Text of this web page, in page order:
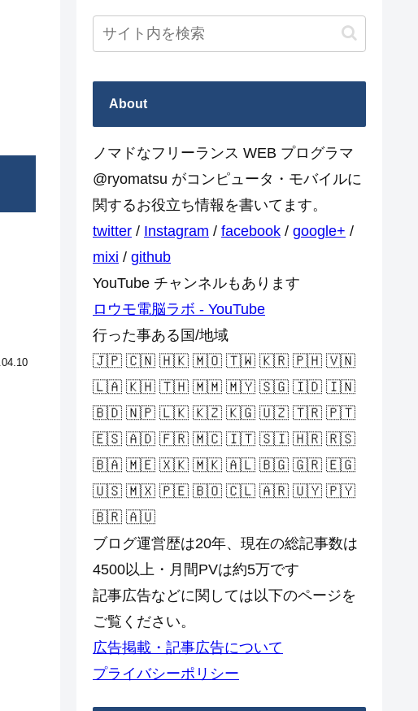
About
ノマドなフリーランス WEB プログラマ
@ryomatsu がコンピュータ・モバイルに
関するお役立ち情報を書いてます。
twitter / Instagram / facebook / google+ /
mixi / github
YouTube チャンネルもあります
ロウモ電脳ラボ - YouTube
行った事ある国/地域
🇯🇵 🇨🇳 🇭🇰 🇲🇴 🇹🇼 🇰🇷 🇵🇭 🇻🇳
🇱🇦 🇰🇭 🇹🇭 🇲🇲 🇲🇾 🇸🇬 🇮🇩 🇮🇳
🇧🇩 🇳🇵 🇱🇰 🇰🇿 🇰🇬 🇺🇿 🇹🇷 🇵🇹
🇪🇸 🇦🇩 🇫🇷 🇲🇨 🇮🇹 🇸🇮 🇭🇷 🇷🇸
🇧🇦 🇲🇪 🇽🇰 🇲🇰 🇦🇱 🇧🇬 🇬🇷 🇪🇬
🇺🇸 🇲🇽 🇵🇪 🇧🇴 🇨🇱 🇦🇷 🇺🇾 🇵🇾
🇧🇷 🇦🇺
ブログ運営歴は20年、現在の総記事数は
4500以上・月間PVは約5万です
記事広告などに関しては以下のページを
ご覧ください。
広告掲載・記事広告について
プライバシーポリシー